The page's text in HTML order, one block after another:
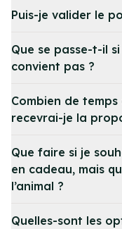
Puis-je valider le
Que se passe-t-il
convient pas ?
Combien de
recevrai-je la
Que faire si je
en cadeau, mais
l’animal ?
Quelles-sont les